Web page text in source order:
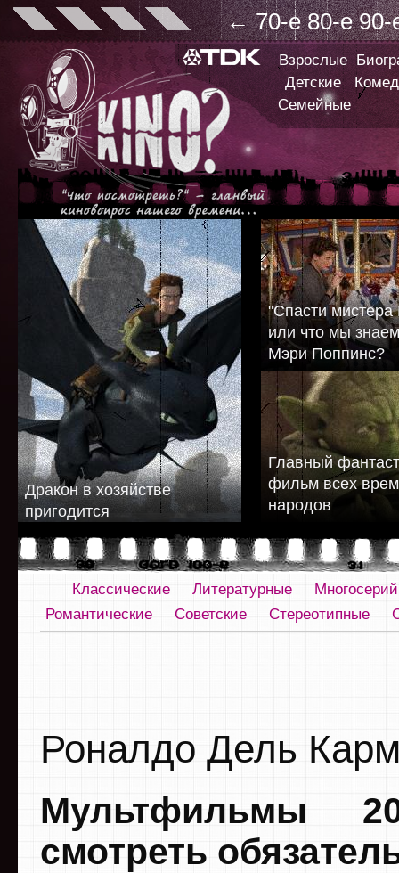
← 70-е 80-е 90-
Взрослые
Детские
Семейные
Дракон в хозяйстве
пригодится
"Спасти мистера
или что мы
Мэри Поппинс?
Главный
фильм всех
народов
Классические Литературные
Романтические
Советские Стереотипные
Роналдо Дель
Мультфильмы
смотреть